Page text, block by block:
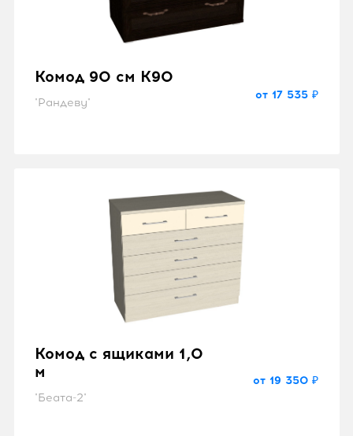
Комод 90 см K90
"Рандеву"
от 17 535 ₽
Комод с ящиками 1,0
м
"Беата-2"
от 19 350 ₽